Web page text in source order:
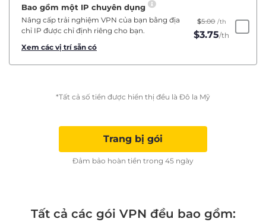
Bao gồm một IP chuyên dụng
Nâng cấp trải nghiệm VPN của bạn bằng địa
chỉ IP được chỉ định riêng cho bạn.
Xem các vị trí sẵn có
$5.00 /th
$3.75/th
*Tất cả số tiền được hiển thị đều là Đô la Mỹ
Trang bị gói
Đảm bảo hoàn tiền trong 45 ngày
Tất cả các gói VPN đều bao gồm: